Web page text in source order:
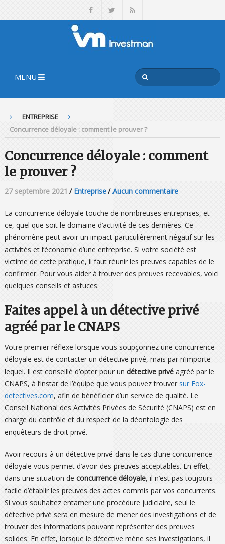
MENU
ENTREPRISE
Concurrence déloyale : comment le prouver ?
Concurrence déloyale : comment
le prouver ?
27 septembre 2021 / Entreprise/ Aucun commentaire
La concurrence déloyale touche de nombreuses entreprises, et
ce, quel que soit le domaine d’activité de ces dernières. Ce
phénomène peut avoir un impact particulièrement négatif sur les
activités et l’économie d’une entreprise. Si votre société est
victime de cette pratique, il faut réunir les preuves capables de le
confirmer. Pour vous aider à trouver des preuves recevables, voici
quelques conseils et astuces.
Faites appel à un détective privé
agréé par le CNAPS
Votre premier réflexe lorsque vous soupçonnez une concurrence
déloyale est de contacter un détective privé, mais par n’importe
lequel. Il est conseillé d’opter pour un détective privéagréé par le
CNAPS, à l’instar de l’équipe que vous pouvez trouver sur Fox-
detectives.com, afin de bénéficier d’un service de qualité. Le
Conseil National des Activités Privées de Sécurité (CNAPS) est en
charge du contrôle et du respect de la déontologie des
enquêteurs de droit privé.
Avoir recours à un détective privé dans le cas d’une concurrence
déloyale vous permet d’avoir des preuves acceptables. En effet,
dans une situation de concurrence déloyale, il n’est pas toujours
facile d’établir les preuves des actes commis par vos concurrents.
Si vous souhaitez entamer une procédure judiciaire, seul le
détective privé sera en mesure de mener des investigations et de
trouver des informations pouvant représenter des preuves
solides. En effet, lorsque le détective mène ses investigations, il